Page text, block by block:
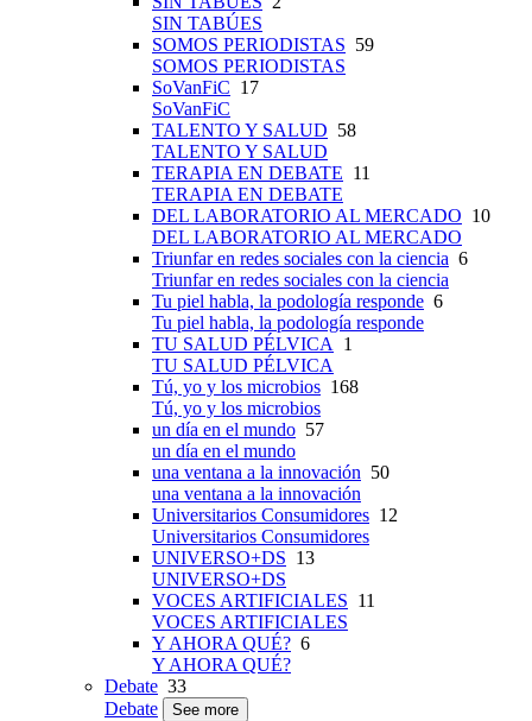
SIN TABÚES
SOMOS PERIODISTAS 59
SOMOS PERIODISTAS
SoVanFiC 17
SoVanFiC
TALENTO Y SALUD 58
TALENTO Y SALUD
TERAPIA EN DEBATE 11
TERAPIA EN DEBATE
DEL LABORATORIO AL MERCADO 10
DEL LABORATORIO AL MERCADO
Triunfar en redes sociales con la ciencia 6
Triunfar en redes sociales con la ciencia
Tu piel habla, la podología responde 6
Tu piel habla, la podología responde
TU SALUD PÉLVICA
1
TU SALUD PÉLVICA
Tú, yo y los microbios 168
Tú, yo y los microbios
un día en el mundo 57
un día en el mundo
una ventana a la innovación 50
una ventana a la innovación
Universitarios Consumidores 12
Universitarios Consumidores
UNIVERSO+DS 13
UNIVERSO+DS
VOCES ARTIFICIALES 11
VOCES ARTIFICIALES
Y AHORA QUÉ? 6
Y AHORA QUÉ?
Debate 33
Debate
See more